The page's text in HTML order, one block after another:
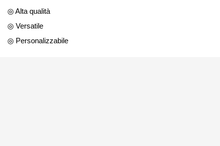
◎ Alta qualità
◎ Versatile
◎ Personalizzabile